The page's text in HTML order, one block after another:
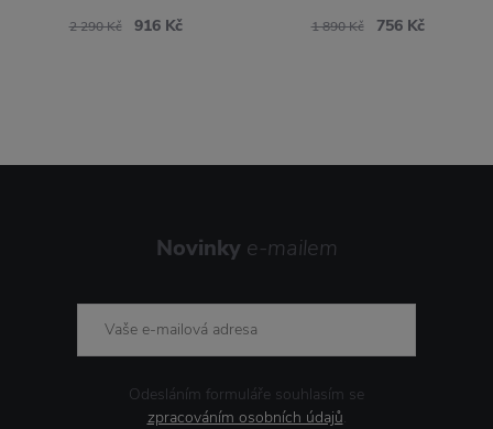
2 290 Kč 916 Kč 1 890 Kč 756 Kč
Novinky e-mailem
Odesláním formuláře souhlasím se
zpracováním osobních údajů.